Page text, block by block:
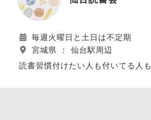
毎週火曜日と土日は不定期
宮城県 ： 仙台駅周辺
読書習慣付けたい人も付いてる人も